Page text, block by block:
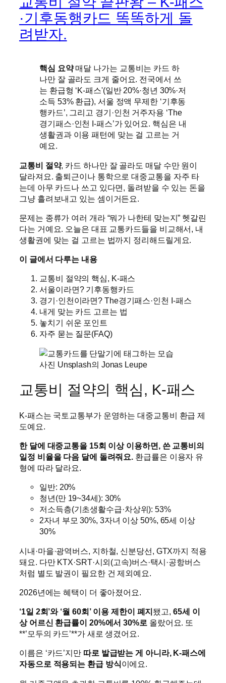
·기후동행카드 똑똑하게 돌
려받자.
핵심 요약매달 나가는 교통비는 카드 하
나만 잘 골라도 크게 줄어요. 전국에서 쓰
는 환급형 ‘K-패스'(일반 20%·청년 30%·저
소득 53% 환급), 서울 정액 무제한 ‘기후동
행카드’, 그리고 경기·인천 거주자용 ‘The
경기패스·인천 I-패스’가 있어요. 핵심은 내
생활권과 이용 패턴에 맞는 걸 고르는 거
예요.
교통비 절약, 카드 하나만 잘 골라도 매달 수만 원이
달라져요. 출퇴근이나 통학으로 대중교통을 자주 타
는데 아무 카드나 쓰고 있다면, 돌려받을 수 있는 돈을
그냥 흘려보내고 있는 셈이거든요.
문제는 종류가 여러 개라 “뭐가 나한테 맞는지” 헷갈린
다는 거예요. 오늘은 대표 교통카드들을 비교해서, 내
생활권에 맞는 걸 고르는 법까지 정리해드릴게요.
이 글에서 다루는 내용
교통비 절약의 핵심, K-패스
서울이라면? 기후동행카드
경기·인천이라면? The경기패스·인천 I-패스
내게 맞는 카드 고르는 법
놓치기 쉬운 포인트
자주 묻는 질문(FAQ)
사진 Unsplash의 Jonas Leupe
교통비 절약의 핵심, K-패스
K-패스는 국토교통부가 운영하는 대중교통비 환급 제
도예요.
한 달에 대중교통을 15회 이상 이용하면, 쓴 교통비의
일정 비율을 다음 달에 돌려줘요. 환급률은 이용자 유
형에 따라 달라요.
일반: 20%
청년(만 19~34세): 30%
저소득층(기초생활수급·차상위): 53%
2자녀 부모 30%, 3자녀 이상 50%, 65세 이상
30%
시내·마을·광역버스, 지하철, 신분당선, GTX까지 적용
돼요. 다만 KTX·SRT·시외(고속)버스·택시·공항버스
처럼 별도 발권이 필요한 건 제외예요.
2026년에는 혜택이 더 좋아졌어요.
‘1일 2회’와 ‘월 60회’ 이용 제한이 폐지됐고,65세 이
상 어르신 환급률이 20%에서 30%로 올랐어요. 또
**’모두의 카드’**가 새로 생겼어요.
이름은 ‘카드’지만 따로 발급받는 게 아니라, K-패스에
자동으로 적용되는 환급 방식이에요.